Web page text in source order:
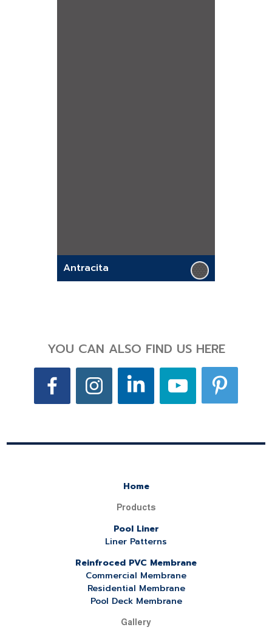
Antracita
YOU CAN ALSO FIND US HERE
Home
Products
Pool Liner
Liner Patterns
Reinfroced PVC Membrane
Commercial Membrane
Residential Membrane
Pool Deck Membrane
Gallery